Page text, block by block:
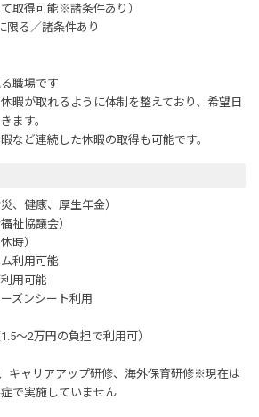
取得可能※諸条件あり）
る／諸条件あり
職場です
暇が取れるように体制を整えており、希望日
ます。
など連続した休暇の取得も可能です。
、健康、厚生年金）
祉協議会）
時）
利用可能
用可能
ズンシート利用
～2万円の負担で利用可）
キャリアアップ研修、海外保育研修※現在は
で実施していません